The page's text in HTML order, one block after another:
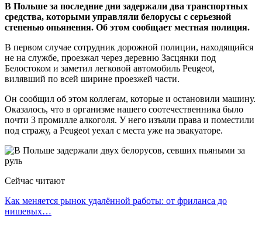
В Польше за последние дни задержали два транспортных
средства, которыми управляли белорусы с серьезной
степенью опьянения. Об этом сообщает местная полиция.
В первом случае сотрудник дорожной полиции, находящийся
не на службе, проезжал через деревню Засцянки под
Белостоком и заметил легковой автомобиль Peugeot,
вилявший по всей ширине проезжей части.
Он сообщил об этом коллегам, которые и остановили машину.
Оказалось, что в организме нашего соотечественника было
почти 3 промилле алкоголя. У него изъяли права и поместили
под стражу, а Peugeot уехал с места уже на эвакуаторе.
Сейчас читают
Как меняется рынок удалённой работы: от фриланса до
нишевых…